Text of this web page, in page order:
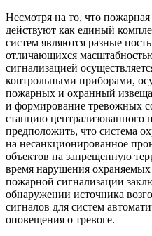
Несмотря на то, что
действуют как единый
систем являются разные
отличающихся
сигнализацией
контрольными приборами,
пожарных и охранный
и формирование тревожных
станцию централизованного
предположить, что система
на несанкционированное
объектов на запрещенную
время нарушения
пожарной сигнализации
обнаружении источника
сигналов для систем
оповещения о тревоге.